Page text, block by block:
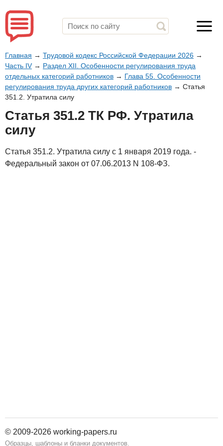
Главная → Трудовой кодекс Российской Федерации 2026 →
Часть IV→ Раздел XII. Особенности регулирования труда
отдельных категорий работников → Глава 55. Особенности
регулирования труда других категорий работников → Статья
351.2. Утратила силу
Статья 351.2 ТК РФ. Утратила
силу
Статья 351.2. Утратила силу с 1 января 2019 года. -
Федеральный закон от 07.06.2013 N 108-ФЗ.
© 2009-2026 working-papers.ru
Образцы, шаблоны и бланки документов.